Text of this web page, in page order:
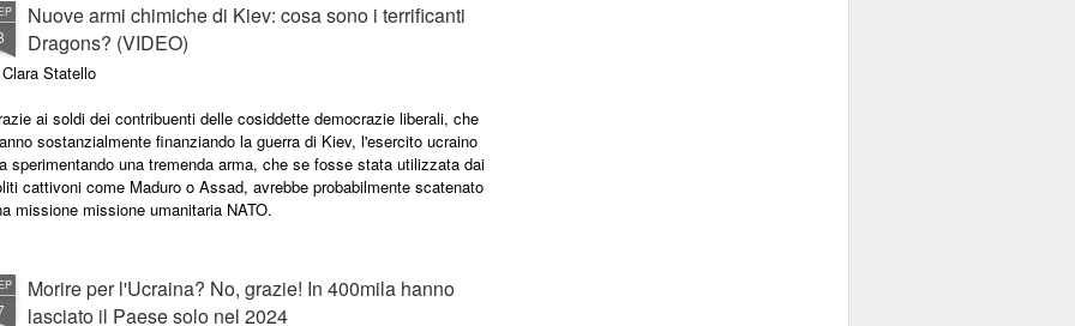
Nuove armi chimiche di Kiev: cosa sono i terrificanti
Dragons? (VIDEO)
Statello
ai soldi dei contribuenti delle cosiddette democrazie liberali, che
sostanzialmente finanziando la guerra di Kiev, l'esercito ucraino
sperimentando una tremenda arma, che se fosse stata utilizzata dai
cattivoni come Maduro o Assad, avrebbe probabilmente scatenato
missione missione umanitaria NATO.
Morire per l'Ucraina? No, grazie! In 400mila hanno
lasciato il Paese solo nel 2024